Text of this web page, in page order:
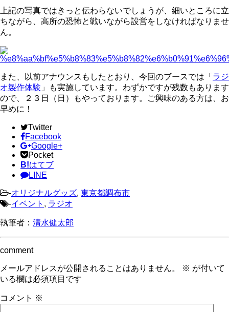
上記の写真ではきっと伝わらないでしょうが、細いところに立
ちながら、高所の恐怖と戦いながら設営をしなければなりませ
ん。
また、以前アナウンスもしたとおり、今回のブースでは「 ラジ
オ製作体験 」も実施しています。わずかですが残数もあります
ので、２３日（日）もやっております。ご興味のある方は、お
早めに！
Twitter
Facebook
Google+
Pocket
B!はてブ
LINE
-オリジナルグッズ, 東京都調布市
-イベント , ラジオ
執筆者： 清水健太郎
comment
メールアドレスが公開されることはありません。 ※ が付いて
いる欄は必須項目です
コメント ※